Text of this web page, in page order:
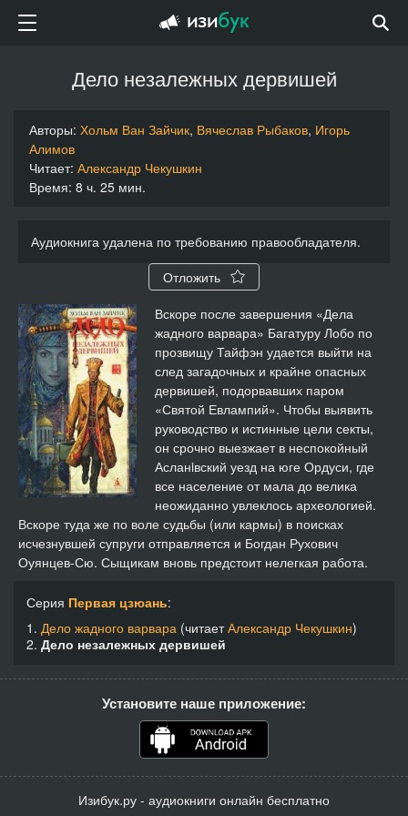
Дело незалежных дервишей
Авторы: Хольм Ван Зайчик, Вячеслав Рыбаков, Игорь
Алимов
Читает: Александр Чекушкин
Время: 8 ч. 25 мин.
Аудиокнига удалена по требованию правообладателя.
Отложить
Вскоре после завершения «Дела
жадного варвара» Багатуру Лобо по
прозвищу Тайфэн удается выйти на
след загадочных и крайне опасных
дервишей, подорвавших паром
«Святой Евлампий». Чтобы выявить
руководство и истинные цели секты,
он срочно выезжает в неспокойный
Асланiвский уезд на юге Ордуси, где
все население от мала до велика
неожиданно увлеклось археологией.
Вскоре туда же по воле судьбы (или кармы) в поисках
исчезнувшей супруги отправляется и Богдан Рухович
Оуянцев-Сю. Сыщикам вновь предстоит нелегкая работа.
Серия Первая цзюань:
1. Дело жадного варвара (читаетАлександр Чекушкин)
2. Дело незалежных дервишей
Установите наше приложение:
Изибук.ру - аудиокниги онлайн бесплатно